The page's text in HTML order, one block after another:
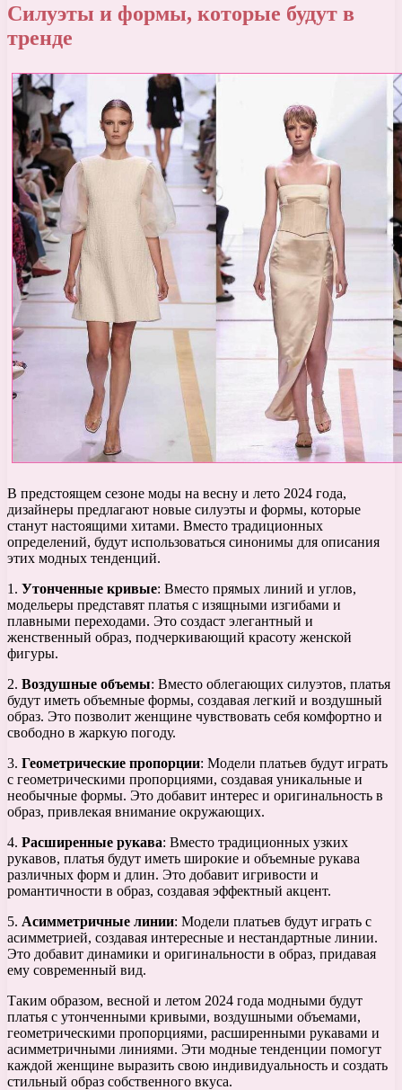
Силуэты и формы, которые будут в
тренде
В предстоящем сезоне моды на весну и лето 2024 года,
дизайнеры предлагают новые силуэты и формы, которые
станут настоящими хитами. Вместо традиционных
определений, будут использоваться синонимы для описания
этих модных тенденций.
1. Утонченные кривые: Вместо прямых линий и углов,
модельеры представят платья с изящными изгибами и
плавными переходами. Это создаст элегантный и
женственный образ, подчеркивающий красоту женской
фигуры.
2. Воздушные объемы: Вместо облегающих силуэтов, платья
будут иметь объемные формы, создавая легкий и воздушный
образ. Это позволит женщине чувствовать себя комфортно и
свободно в жаркую погоду.
3. Геометрические пропорции: Модели платьев будут играть
с геометрическими пропорциями, создавая уникальные и
необычные формы. Это добавит интерес и оригинальность в
образ, привлекая внимание окружающих.
4. Расширенные рукава: Вместо традиционных узких
рукавов, платья будут иметь широкие и объемные рукава
различных форм и длин. Это добавит игривости и
романтичности в образ, создавая эффектный акцент.
5. Асимметричные линии: Модели платьев будут играть с
асимметрией, создавая интересные и нестандартные линии.
Это добавит динамики и оригинальности в образ, придавая
ему современный вид.
Таким образом, весной и летом 2024 года модными будут
платья с утонченными кривыми, воздушными объемами,
геометрическими пропорциями, расширенными рукавами и
асимметричными линиями. Эти модные тенденции помогут
каждой женщине выразить свою индивидуальность и создать
стильный образ собственного вкуса.